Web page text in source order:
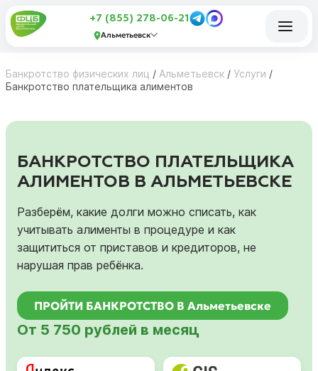
+7 (855) 278-06-21
Альметьевск
Банкротство физических лиц / Альметьевск / Услуги /
Банкротство плательщика алиментов
БАНКРОТСТВО ПЛАТЕЛЬЩИКА
АЛИМЕНТОВ В АЛЬМЕТЬЕВСКЕ
Разберём, какие долги можно списать, как
учитывать алименты в процедуре и как
защититься от приставов и кредиторов, не
нарушая прав ребёнка.
ПРОЙТИ БАНКРОТСТВО В Альметьевске
От 5 750 рублей в месяц